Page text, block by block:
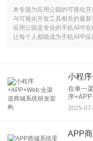
本专题为应用公园的可视化
与可视化开发工具相关的最新
应用公园是专业的手机APP
让每个人都能成为手机APP应
在单一
序
构，正
户的核
2025-
APP